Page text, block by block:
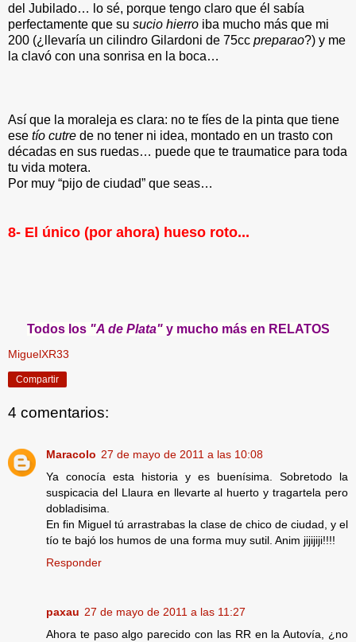
del Jubilado… lo sé, porque tengo claro que él sabía
perfectamente que su sucio hierro iba mucho más que mi
200 (¿llevaría un cilindro Gilardoni de 75cc preparao?) y me
la clavó con una sonrisa en la boca…
Así que la moraleja es clara: no te fíes de la pinta que tiene
ese tío cutre de no tener ni idea, montado en un trasto con
décadas en sus ruedas… puede que te traumatice para toda
tu vida motera.
Por muy “pijo de ciudad” que seas…
8- El único (por ahora) hueso roto...
Todos los "A de Plata"y mucho más en RELATOS
MiguelXR33
Compartir
4 comentarios:
Maracolo 27 de mayo de 2011 a las 10:08
Ya conocía esta historia y es buenísima. Sobretodo la
suspicacia del Llaura en llevarte al huerto y tragartela pero
dobladisima.
En fin Miguel tú arrastrabas la clase de chico de ciudad, y el
tío te bajó los humos de una forma muy sutil. Anim jijijiji!!!!
Responder
paxau 27 de mayo de 2011 a las 11:27
Ahora te paso algo parecido con las RR en la Autovía, ¿no